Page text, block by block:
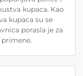
kupaca. Kao
kupaca su se
porasla je za